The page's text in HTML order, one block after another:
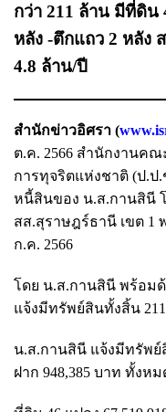
กว่า 211 ล้าน มีที่ดิ
หลัง -ตึกแถว 2 หลัง
4.8 ล้าน/ปี
สำนักข่าวอิศรา (
ต.ค. 2566 สำนักงานค
การทุจริตแห่งชาติ (ป.ป
หนี้สินของ น.ส.กานสินี
สส.สุราษฎร์ธานี เขต 1
ก.ค. 2566
โดย น.ส.กานสินี พร้อม
แจ้งมีทรัพย์สินทั้งสิ้น
น.ส.กานสินี แจ้งมีทรัพย์
ฝาก 948,385 บาท ทั้งห